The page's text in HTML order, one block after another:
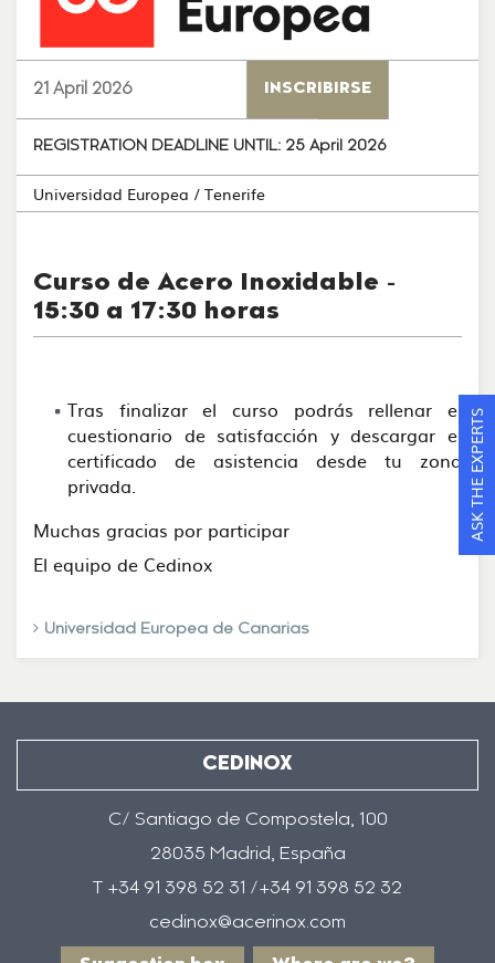
21 April 2026 INSCRIBIRSE
REGISTRATION DEADLINE UNTIL: 25 April 2026
Universidad Europea / Tenerife
Curso de Acero Inoxidable -
15:30 a 17:30 horas
Tras finalizar el curso podrás rellenar el
cuestionario de satisfacción y descargar el
certificado de asistencia desde tu zona
privada.
Muchas gracias por participar
El equipo de Cedinox
Universidad Europea de Canarias
CEDINOX
C/ Santiago de Compostela, 100
28035 Madrid, España
T +34 91 398 52 31 /+34 91 398 52 32
cedinox@acerinox.com
ASK THE EXPERTS